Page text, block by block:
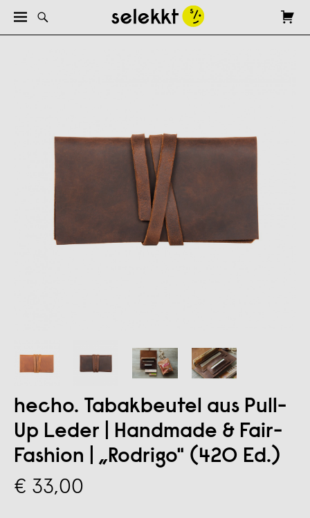
hecho. Tabakbeutel aus Pull-
Up Leder | Handmade & Fair-
Fashion | „Rodrigo" (420 Ed.)
€ 33,00